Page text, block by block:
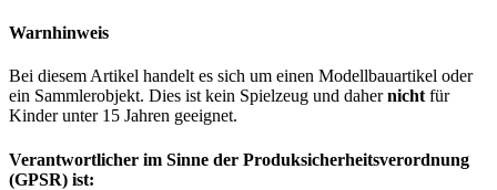
Warnhinweis
Bei diesem Artikel handelt es sich um einen Modellbauartikel oder
ein Sammlerobjekt. Dies ist kein Spielzeug und dahernicht für
Kinder unter 15 Jahren geeignet.
Verantwortlicher im Sinne der Produksicherheitsverordnung
(GPSR) ist: